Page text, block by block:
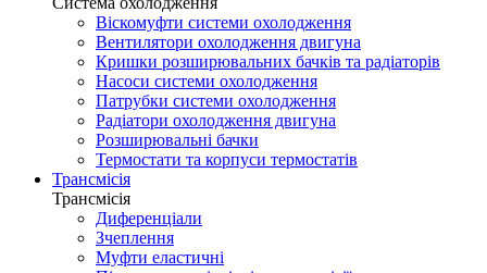
Віскомуфти системи охолодження
Вентилятори охолодження двигуна
Кришки розширювальних бачків та радіаторів
Насоси системи охолодження
Патрубки системи охолодження
Радіатори охолодження двигуна
Розширювальні бачки
Термостати та корпуси термостатів
Трансмісія
Трансмісія
Диференціали
Зчеплення
Муфти еластичні